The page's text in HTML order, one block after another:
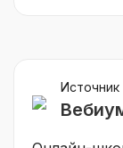
Источник